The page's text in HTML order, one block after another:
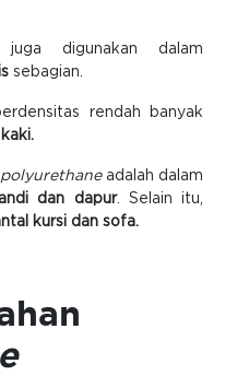
digunakan dalam
sebagian.
rendah banyak
polyurethaneadalah dalam
dan dapur. Selain itu,
kursi dan sofa.